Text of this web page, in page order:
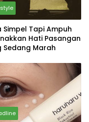
Simpel Tapi Ampuh
Hati Pasangan
Sedang Marah